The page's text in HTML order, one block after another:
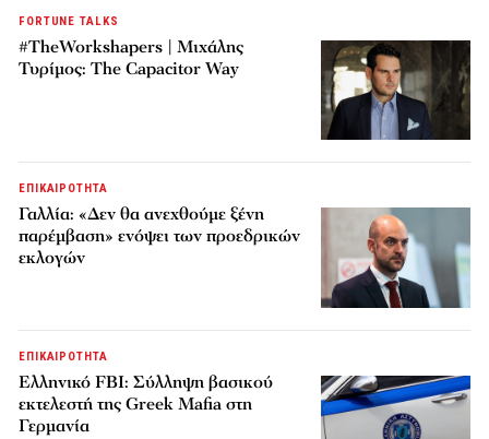
FORTUNE TALKS
#TheWorkshapers | Μιχάλης
Τυρίμος: The Capacitor Way
ΕΠΙΚΑΙΡΟΤΗΤΑ
Γαλλία: «Δεν θα ανεχθούμε ξένη
παρέμβαση» ενόψει των προεδρικών
εκλογών
ΕΠΙΚΑΙΡΟΤΗΤΑ
Ελληνικό FBI: Σύλληψη βασικού
εκτελεστή της Greek Mafia στη
Γερμανία